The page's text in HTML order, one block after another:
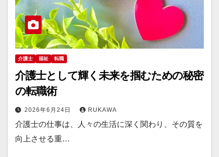
介護士 福祉 転職
介護士として輝く未来を掴むための秘密
の転職術
2026年6月24日 RUKAWA
介護士の仕事は、人々の生活に深く関わり、その質を
向上させる重…